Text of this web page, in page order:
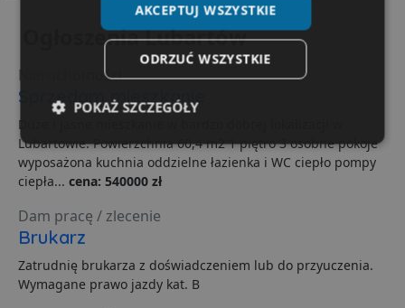
Ogłoszenia Lubartów
Nieruchomości
Sprzedam mieszkanie
Duże i jasne mieszkanie w bardzo dobrej lokalizacji w
Lubartowie. Powierzchnia 60,4 m2 1 piętro 3 osobne pokoje
wyposażona kuchnia oddzielne łazienka i WC ciepło pompy
ciepła... cena: 540000 zł
Dam pracę / zlecenie
Brukarz
Zatrudnię brukarza z doświadczeniem lub do przyuczenia.
Wymagane prawo jazdy kat. B
AKCEPTUJ WSZYSTKIE
ODRZUĆ WSZYSTKIE
POKAŻ SZCZEGÓŁY
Niezbędne Wydajność Targetowanie
Funkcjonalność